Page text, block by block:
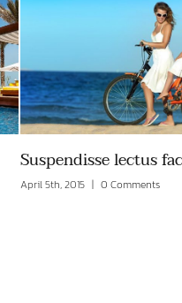
Proin eget mi tortor
February 20th, 2015 | 0 Comments